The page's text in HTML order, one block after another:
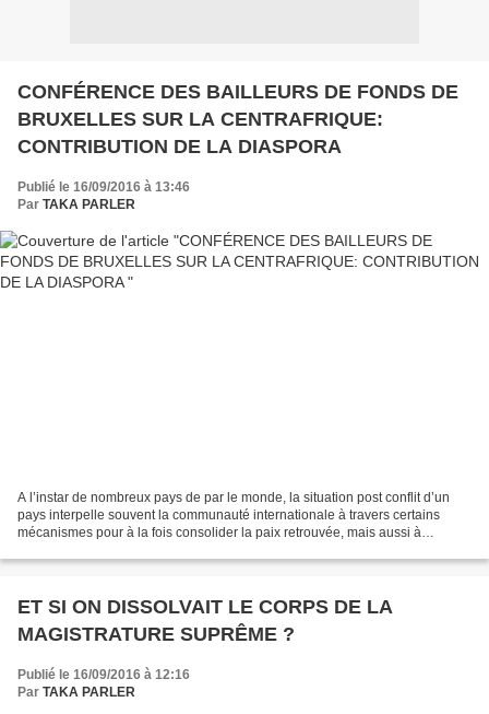
CONFÉRENCE DES BAILLEURS DE FONDS DE
BRUXELLES SUR LA CENTRAFRIQUE:
CONTRIBUTION DE LA DIASPORA
Publié le 16/09/2016 à 13:46
Par TAKA PARLER
A l’instar de nombreux pays de par le monde, la situation post conflit d’un
pays interpelle souvent la communauté internationale à travers certains
mécanismes pour à la fois consolider la paix retrouvée, mais aussi à
ET SI ON DISSOLVAIT LE CORPS DE LA
MAGISTRATURE SUPRÊME ?
Publié le 16/09/2016 à 12:16
Par TAKA PARLER